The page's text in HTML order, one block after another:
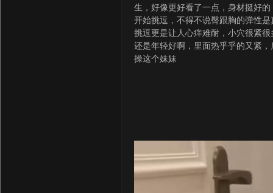
生，好像更好看了一点，身材挺好
开始挑逗，不得不说臀跟胸的弹性
挑逗更是让人心痒难耐，小穴很紧
还是年轻好啊，里面热乎乎的又紧
操这个妹妹